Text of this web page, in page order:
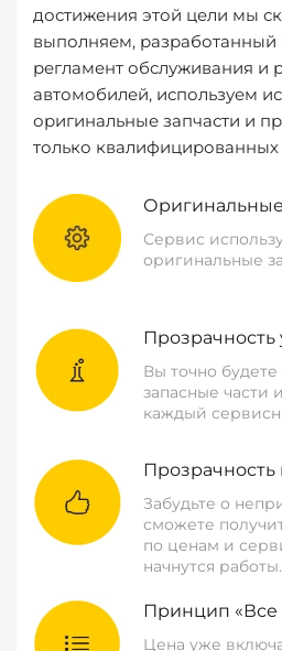
достижения этой цели мы
выполняем, разработанный
регламент обслуживания и
автомобилей, используем
оригинальные запчасти и
только
Сервис
оригинальные
Прозрачность
Вы точно
запасные части
каждый
Прозрачность
Забудьте о
сможете
по ценам и
начнутся работы.
Принцип «Все
Цена уже